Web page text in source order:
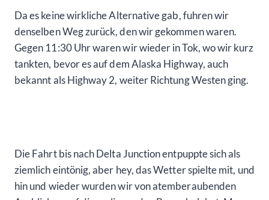
Da es keine wirkliche Alternative gab, fuhren wir
denselben Weg zurück, den wir gekommen waren.
Gegen 11:30 Uhr waren wir wieder in Tok, wo wir kurz
tankten, bevor es auf dem Alaska Highway, auch
bekannt als Highway 2, weiter Richtung Westen ging.
Die Fahrt bis nach Delta Junction entpuppte sich als
ziemlich eintönig, aber hey, das Wetter spielte mit, und
hin und wieder wurden wir von atemberaubenden